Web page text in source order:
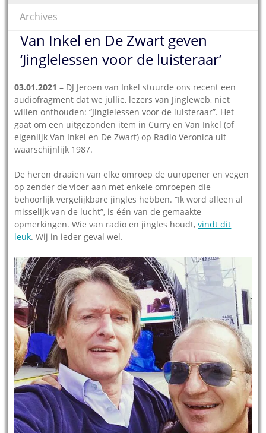
Archives
Van Inkel en De Zwart geven
‘Jinglelessen voor de luisteraar’
03.01.2021 – DJ Jeroen van Inkel stuurde ons recent een
audiofragment dat we jullie, lezers van Jingleweb, niet
willen onthouden: “Jinglelessen voor de luisteraar”. Het
gaat om een uitgezonden item in Curry en Van Inkel (of
eigenlijk Van Inkel en De Zwart) op Radio Veronica uit
waarschijnlijk 1987.
De heren draaien van elke omroep de uuropener en vegen
op zender de vloer aan met enkele omroepen die
behoorlijk vergelijkbare jingles hebben. “Ik word alleen al
misselijk van de lucht”, is één van de gemaakte
opmerkingen. Wie van radio en jingles houdt,vindt dit
leuk. Wij in ieder geval wel.